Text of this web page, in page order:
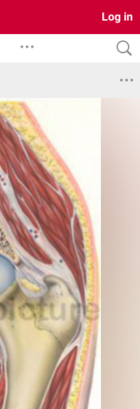
Log in